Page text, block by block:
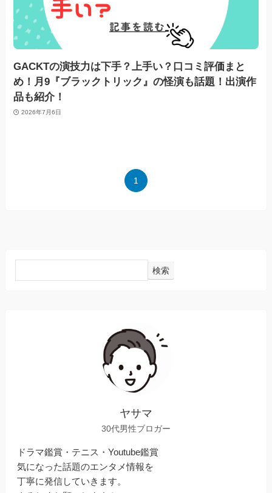
GACKTの演技力は下手？上手い？口コミ評価まと
め！月9『ブラックトリック』の怪演も話題！出演作
品も紹介！
2026年7月6日
1
検索
ヤサマ
30代男性ブロガー
ドラマ鑑賞・テニス・Youtube鑑賞
気になった話題のエンタメ情報を
丁寧に発信していきます。